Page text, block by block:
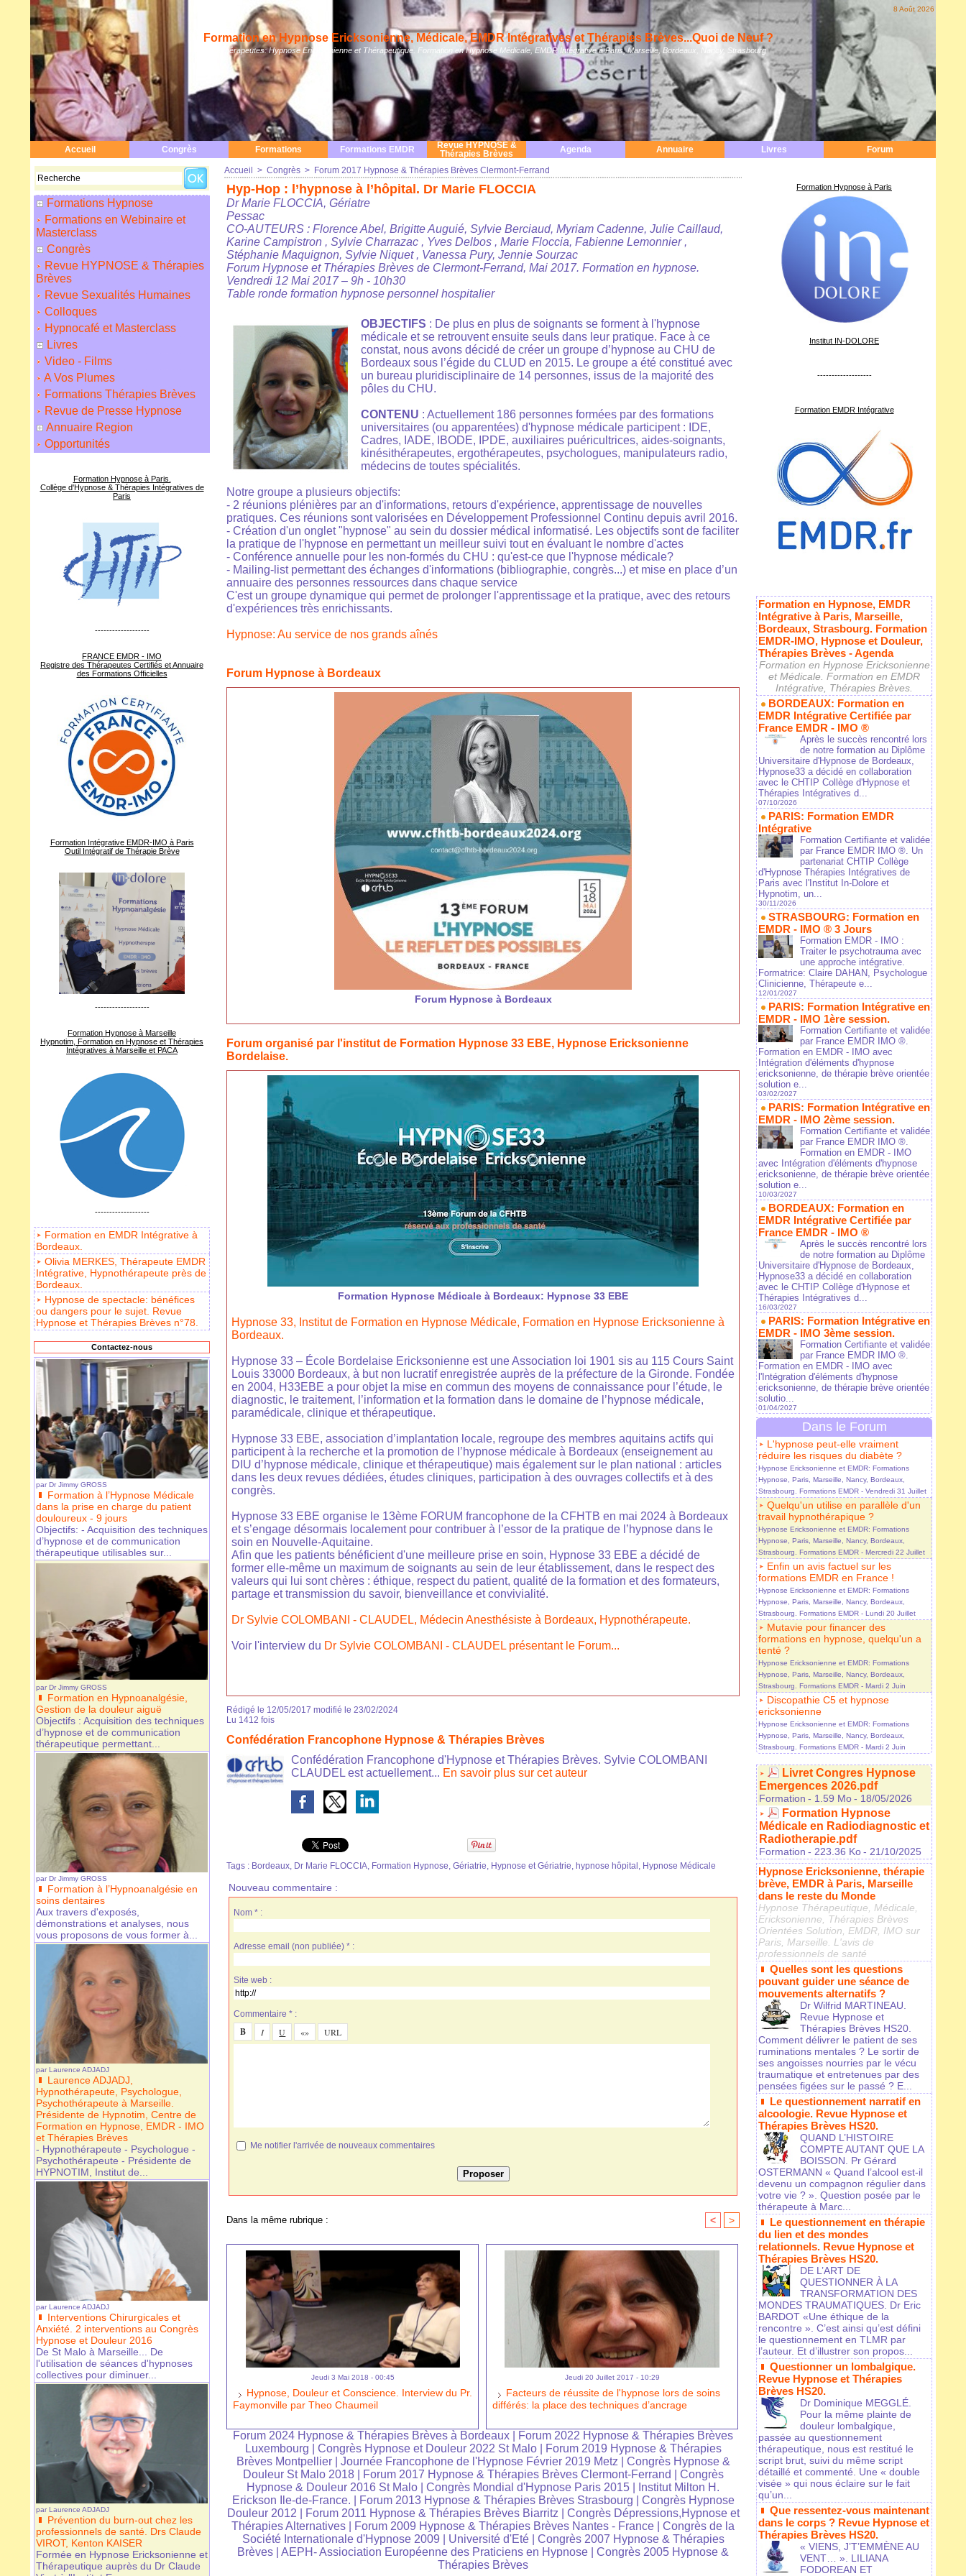
8 Août 2026
Formation en Hypnose Ericksonienne, Médicale, EMDR Intégratives et Thérapies Brèves...Quoi de Neuf ?
Hypnothérapeutes: Hypnose Ericksonienne et Thérapeutique. Formation en Hypnose Médicale, EMDR Intégrative à Paris, Marseille, Bordeaux, Nancy, Strasbourg
Accueil Congrès Formations Formations EMDR
Revue HYPNOSE &
Thérapies Brèves
Agenda Annuaire Livres Forum
Formations Hypnose
Formations en Webinaire et
Masterclass
Congrès
Revue HYPNOSE & Thérapies
Brèves
Revue Sexualités Humaines
Colloques
Hypnocafé et Masterclass
Livres
Video - Films
A Vos Plumes
Formations Thérapies Brèves
Revue de Presse Hypnose
Annuaire Region
Opportunités
Formation Hypnose à Paris.
Collège d'Hypnose & Thérapies Intégratives de
Paris
-------------------
FRANCE EMDR - IMO
Registre des Thérapeutes Certifiés et Annuaire
des Formations Officielles
Formation Intégrative EMDR-IMO à Paris
Outil Intégratif de Thérapie Brève
-------------------
Formation Hypnose à Marseille
Hypnotim, Formation en Hypnose et Thérapies
Intégratives à Marseille et PACA
-------------------
Formation en EMDR Intégrative à
Bordeaux.
Olivia MERKES, Thérapeute EMDR
Intégrative, Hypnothérapeute près de
Bordeaux.
Hypnose de spectacle: bénéfices
ou dangers pour le sujet. Revue
Hypnose et Thérapies Brèves n°78.
Contactez-nous
par Dr Jimmy GROSS
Formation à l’Hypnose Médicale
dans la prise en charge du patient
douloureux - 9 jours
Objectifs: - Acquisition des techniques
d’hypnose et de communication
thérapeutique utilisables sur...
par Dr Jimmy GROSS
Formation en Hypnoanalgésie,
Gestion de la douleur aiguë
Objectifs : Acquisition des techniques
d’hypnose et de communication
thérapeutique permettant...
par Dr Jimmy GROSS
Formation à l’Hypnoanalgésie en
soins dentaires
Aux travers d'exposés,
démonstrations et analyses, nous
vous proposons de vous former à...
par Laurence ADJADJ
Laurence ADJADJ,
Hypnothérapeute, Psychologue,
Psychothérapeute à Marseille.
Présidente de Hypnotim, Centre de
Formation en Hypnose, EMDR - IMO
et Thérapies Brèves
- Hypnothérapeute - Psychologue -
Psychothérapeute - Présidente de
HYPNOTIM, Institut de...
par Laurence ADJADJ
Interventions Chirurgicales et
Anxiété. 2 interventions au Congrès
Hypnose et Douleur 2016
De St Malo à Marseille... De
l'utilisation de séances d'hypnoses
collectives pour diminuer...
par Laurence ADJADJ
Prévention du burn-out chez les
professionnels de santé. Drs Claude
VIROT, Kenton KAISER
Formée en Hypnose Ericksonienne et
Thérapeutique auprès du Dr Claude
Accueil > Congrès > Forum 2017 Hypnose & Thérapies Brèves Clermont-Ferrand
Hyp-Hop : l’hypnose à l’hôpital. Dr Marie FLOCCIA
Dr Marie FLOCCIA, Gériatre
Pessac
CO-AUTEURS : Florence Abel, Brigitte Auguié, Sylvie Berciaud, Myriam Cadenne, Julie Caillaud,
Karine Campistron , Sylvie Charrazac , Yves Delbos , Marie Floccia, Fabienne Lemonnier ,
Stéphanie Maquignon, Sylvie Niquet , Vanessa Pury, Jennie Sourzac
Forum Hypnose et Thérapies Brèves de Clermont-Ferrand, Mai 2017. Formation en hypnose.
Vendredi 12 Mai 2017 – 9h - 10h30
Table ronde formation hypnose personnel hospitalier
OBJECTIFS : De plus en plus de soignants se forment à l'hypnose
médicale et se retrouvent ensuite seuls dans leur pratique. Face à ce
constat, nous avons décidé de créer un groupe d’hypnose au CHU de
Bordeaux sous l’égide du CLUD en 2015. Le groupe a été constitué avec
un bureau pluridisciplinaire de 14 personnes, issus de la majorité des
pôles du CHU.
CONTENU : Actuellement 186 personnes formées par des formations
universitaires (ou apparentées) d'hypnose médicale participent : IDE,
Cadres, IADE, IBODE, IPDE, auxiliaires puéricultrices, aides-soignants,
kinésithérapeutes, ergothérapeutes, psychologues, manipulateurs radio,
médecins de toutes spécialités.
Notre groupe a plusieurs objectifs:
- 2 réunions plénières par an d'informations, retours d'expérience, apprentissage de nouvelles
pratiques. Ces réunions sont valorisées en Développement Professionnel Continu depuis avril 2016.
- Création d'un onglet "hypnose" au sein du dossier médical informatisé. Les objectifs sont de faciliter
la pratique de l'hypnose en permettant un meilleur suivi tout en évaluant le nombre d'actes
- Conférence annuelle pour les non-formés du CHU : qu'est-ce que l'hypnose médicale?
- Mailing-list permettant des échanges d'informations (bibliographie, congrès...) et mise en place d’un
annuaire des personnes ressources dans chaque service
C'est un groupe dynamique qui permet de prolonger l'apprentissage et la pratique, avec des retours
d'expériences très enrichissants.
Hypnose: Au service de nos grands aînés
Forum Hypnose à Bordeaux
Forum Hypnose à Bordeaux
Forum organisé par l'institut de Formation Hypnose 33 EBE, Hypnose Ericksonienne
Bordelaise.
Formation Hypnose Médicale à Bordeaux: Hypnose 33 EBE
Hypnose 33, Institut de Formation en Hypnose Médicale, Formation en Hypnose Ericksonienne à
Bordeaux.
Hypnose 33 – École Bordelaise Ericksonienne est une Association loi 1901 sis au 115 Cours Saint
Louis 33000 Bordeaux, à but non lucratif enregistrée auprès de la préfecture de la Gironde. Fondée
en 2004, H33EBE a pour objet la mise en commun des moyens de connaissance pour l’étude, le
diagnostic, le traitement, l’information et la formation dans le domaine de l’hypnose médicale,
paramédicale, clinique et thérapeutique.
Hypnose 33 EBE, association d’implantation locale, regroupe des membres aquitains actifs qui
participent à la recherche et la promotion de l’hypnose médicale à Bordeaux (enseignement au
DIU d’hypnose médicale, clinique et thérapeutique) mais également sur le plan national : articles
dans les deux revues dédiées, études cliniques, participation à des ouvrages collectifs et à des
congrès.
Hypnose 33 EBE organise le 13ème FORUM francophone de la CFHTB en mai 2024 à Bordeaux
et s’engage désormais localement pour contribuer à l’essor de la pratique de l’hypnose dans le
soin en Nouvelle-Aquitaine.
Afin que les patients bénéficient d'une meilleure prise en soin, Hypnose 33 EBE a décidé de
former elle-même un maximum de soignants au sein de leur établissement, dans le respect des
valeurs qui lui sont chères : éthique, respect du patient, qualité de la formation et des formateurs,
partage et transmission du savoir, bienveillance et convivialité.
Dr Sylvie COLOMBANI - CLAUDEL, Médecin Anesthésiste à Bordeaux, Hypnothérapeute.
Voir l'interview du Dr Sylvie COLOMBANI - CLAUDEL présentant le Forum...
Rédigé le 12/05/2017 modifié le 23/02/2024
Lu 1412 fois
Confédération Francophone Hypnose & Thérapies Brèves
Confédération Francophone d'Hypnose et Thérapies Brèves. Sylvie COLOMBANI
CLAUDEL est actuellement... En savoir plus sur cet auteur
Tags : Bordeaux, Dr Marie FLOCCIA, Formation Hypnose, Gériatrie, Hypnose et Gériatrie, hypnose hôpital , Hypnose Médicale
Nouveau commentaire :
Nom * :
Adresse email (non publiée) * :
Site web :
Commentaire * :
Me notifier l'arrivée de nouveaux commentaires
Dans la même rubrique : < >
Jeudi 3 Mai 2018 - 00:45
Hypnose, Douleur et Conscience. Interview du Pr.
Faymonville par Theo Chaumeil
Jeudi 20 Juillet 2017 - 10:29
Facteurs de réussite de l'hypnose lors de soins
différés: la place des techniques d’ancrage
Forum 2024 Hypnose & Thérapies Brèves à Bordeaux
Forum 2022 Hypnose & Thérapies Brèves
Luxembourg
Congrès Hypnose et Douleur 2022 St Malo
Forum 2019 Hypnose & Thérapies
Brèves Montpellier
Journée Francophone de l'Hypnose Février 2019 Metz
Congrès Hypnose &
Douleur St Malo 2018
Forum 2017 Hypnose & Thérapies Brèves Clermont-Ferrand
Congrès
Hypnose & Douleur 2016 St Malo
Congrès Mondial d'Hypnose Paris 2015
Institut Milton H.
Erickson Ile-de-France.
Forum 2013 Hypnose & Thérapies Brèves Strasbourg
Congrès Hypnose
Douleur 2012
Forum 2011 Hypnose & Thérapies Brèves Biarritz
Congrès Dépressions,Hypnose et
Thérapies Alternatives
Forum 2009 Hypnose & Thérapies Brèves Nantes - France
Congrès de la
Société Internationale d'Hypnose 2009
Université d'Eté
Congrès 2007 Hypnose & Thérapies
Brèves
AEPH- Assiociation Européenne des Praticiens en Hypnose
Congrès 2005 Hypnose &
Thérapies Brèves
Formation Hypnose à Paris
Institut IN-DOLORE
-------------------
Formation EMDR Intégrative
Formation en Hypnose, EMDR
Intégrative à Paris, Marseille,
Bordeaux, Strasbourg. Formation
EMDR-IMO, Hypnose et Douleur,
Thérapies Brèves - Agenda
Formation en Hypnose Ericksonienne
et Médicale. Formation en EMDR
Intégrative, Thérapies Brèves.
BORDEAUX: Formation en
EMDR Intégrative Certifiée par
France EMDR - IMO ®
Après le succès rencontré lors
de notre formation au Diplôme
Universitaire d'Hypnose de Bordeaux,
Hypnose33 a décidé en collaboration
avec le CHTIP Collège d'Hypnose et
Thérapies Intégratives d...
07/10/2026
PARIS: Formation EMDR
Intégrative
Formation Certifiante et validée
par France EMDR IMO ®. Un
partenariat CHTIP Collège
d'Hypnose Thérapies Intégratives de
Paris avec l'Institut In-Dolore et
Hypnotim, un...
30/11/2026
STRASBOURG: Formation en
EMDR - IMO ® 3 Jours
Formation EMDR - IMO :
Traiter le psychotrauma avec
une approche intégrative.
Formatrice: Claire DAHAN, Psychologue
Clinicienne, Thérapeute e...
12/01/2027
PARIS: Formation Intégrative en
EMDR - IMO 1ère session.
Formation Certifiante et validée
par France EMDR IMO ®.
Formation en EMDR - IMO avec
Intégration d'éléments d'hypnose
ericksonienne, de thérapie brève orientée
solution e...
03/02/2027
PARIS: Formation Intégrative en
EMDR - IMO 2ème session.
Formation Certifiante et validée
par France EMDR IMO ®.
Formation en EMDR - IMO
avec Intégration d'éléments d'hypnose
ericksonienne, de thérapie brève orientée
solution e...
10/03/2027
BORDEAUX: Formation en
EMDR Intégrative Certifiée par
France EMDR - IMO ®
Après le succès rencontré lors
de notre formation au Diplôme
Universitaire d'Hypnose de Bordeaux,
Hypnose33 a décidé en collaboration
avec le CHTIP Collège d'Hypnose et
Thérapies Intégratives d...
16/03/2027
PARIS: Formation Intégrative en
EMDR - IMO 3ème session.
Formation Certifiante et validée
par France EMDR IMO ®.
Formation en EMDR - IMO avec
l'Intégration d'éléments d'hypnose
ericksonienne, de thérapie brève orientée
solutio...
01/04/2027
Dans le Forum
L'hypnose peut-elle vraiment
réduire les risques du diabète ?
Hypnose Ericksonienne et EMDR: Formations
Hypnose, Paris, Marseille, Nancy, Bordeaux,
Strasbourg. Formations EMDR - Vendredi 31 Juillet
Quelqu'un utilise en parallèle d'un
travail hypnothérapique ?
Hypnose Ericksonienne et EMDR: Formations
Hypnose, Paris, Marseille, Nancy, Bordeaux,
Strasbourg. Formations EMDR - Mercredi 22 Juillet
Enfin un avis factuel sur les
formations EMDR en France !
Hypnose Ericksonienne et EMDR: Formations
Hypnose, Paris, Marseille, Nancy, Bordeaux,
Strasbourg. Formations EMDR - Lundi 20 Juillet
Mutavie pour financer des
formations en hypnose, quelqu'un a
tenté ?
Hypnose Ericksonienne et EMDR: Formations
Hypnose, Paris, Marseille, Nancy, Bordeaux,
Strasbourg. Formations EMDR - Mardi 2 Juin
Discopathie C5 et hypnose
ericksonienne
Hypnose Ericksonienne et EMDR: Formations
Hypnose, Paris, Marseille, Nancy, Bordeaux,
Strasbourg. Formations EMDR - Mardi 2 Juin
Livret Congres Hypnose
Emergences 2026.pdf
Formation - 1.59 Mo- 18/05/2026
Formation Hypnose
Médicale en Radiodiagnostic et
Radiotherapie.pdf
Formation - 223.36 Ko- 21/10/2025
Hypnose Ericksonienne, thérapie
brève, EMDR à Paris, Marseille
dans le reste du Monde
Hypnose Thérapeutique, Médicale,
Ericksonienne, Thérapies Brèves
Orientées Solution, EMDR, IMO sur
Paris, Marseille. L'avis de
professionnels de santé
Quelles sont les questions
pouvant guider une séance de
mouvements alternatifs ?
Dr Wilfrid MARTINEAU.
Revue Hypnose et
Thérapies Brèves HS20.
Comment délivrer le patient de ses
ruminations mentales ? Le sortir de
ses angoisses nourries par le vécu
traumatique et entretenues par des
pensées figées sur le passé ? E...
Le questionnement narratif en
alcoologie. Revue Hypnose et
Thérapies Brèves HS20.
QUAND L’HISTOIRE
COMPTE AUTANT QUE LA
BOISSON. Pr Gérard
OSTERMANN « Quand l’alcool est-il
devenu un compagnon régulier dans
votre vie ? ». Question posée par le
thérapeute à Marc...
Le questionnement en thérapie
du lien et des mondes
relationnels. Revue Hypnose et
Thérapies Brèves HS20.
DE L’ART DE
QUESTIONNER À LA
TRANSFORMATION DES
MONDES TRAUMATIQUES. Dr Eric
BARDOT «Une éthique de la
rencontre ». C’est ainsi qu’est défini
le questionnement en TLMR par
l’auteur. Et d’illustrer son propos...
Questionner un lombalgique.
Revue Hypnose et Thérapies
Brèves HS20.
Dr Dominique MEGGLÉ.
Pour la même plainte de
douleur lombalgique,
passée au questionnement
thérapeutique, nous est restitué le
script brut, suivi du même script
détaillé et commenté. Une « double
visée » qui nous éclaire sur le fait
qu’un...
Que ressentez-vous maintenant
dans le corps ? Revue Hypnose et
Thérapies Brèves HS20.
« VIENS, J’T’EMMÈNE AU
VENT… ». LILIANA
FODOREAN ET